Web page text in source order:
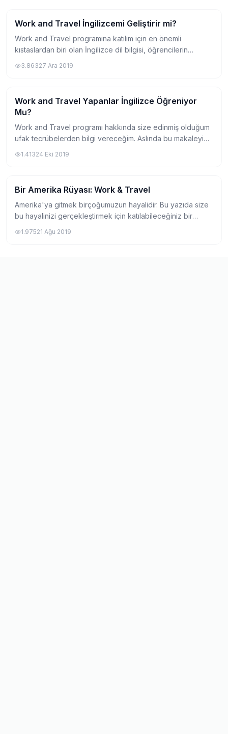
Work and Travel Hakkında
Work and Travel İngilizcemi Geliştirir mi?
Work and Travel programına katılım için en önemli
kıstaslardan biri olan İngilizce dil bilgisi, öğrencilerin
3.86327 Ara 2019
Work and Travel Hakkında
Work and Travel Yapanlar İngilizce Öğreniyor
Mu?
Work and Travel programı hakkında size edinmiş olduğum
ufak tecrübelerden bilgi vereceğim. Aslında bu makaleyi
1.41324 Eki 2019
Work and Travel Hakkında
Bir Amerika Rüyası: Work & Travel
Amerika'ya gitmek birçoğumuzun hayalidir. Bu yazıda size
bu hayalinizi gerçekleştirmek için katılabileceğiniz bir
Ben hazırlıkta okurken bu programı d...
1.97521 Ağu 2019